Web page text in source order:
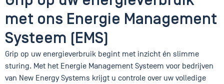
met ons Energie Management
Systeem (EMS)
Grip op uw energieverbruik begint met inzicht én slimme
sturing. Met het Energie Management Systeem voor bedrijven
van New Energy Systems krijgt u controle over uw volledige